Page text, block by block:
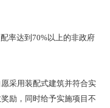
率达到70%以上的非政府
采用装配式建筑并符合实
励，同时给予实施项目不